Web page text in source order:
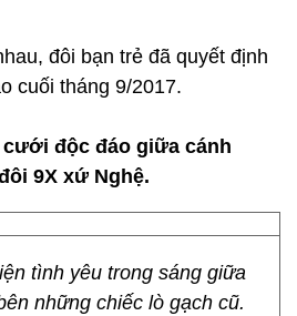
đôi bạn trẻ đã quyết định
cuối tháng 9/2017.
độc đáo giữa cánh
9X xứ Nghệ.
tình yêu trong sáng giữa
những chiếc lò gạch cũ.